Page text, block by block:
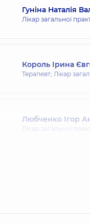
Гуніна Наталія
Лікар загальної
Король Ірина
Терапевт; Лікар
Любченко Ігор
Лікар загальної